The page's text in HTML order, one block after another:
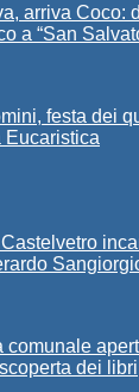
arriva Coco:
a “San
festa dei
Eucaristica
comunale
dei libri